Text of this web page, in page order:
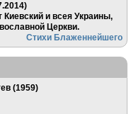
и всея Украины,
Церкви.
Стихи Блаженнейшего
(1959)